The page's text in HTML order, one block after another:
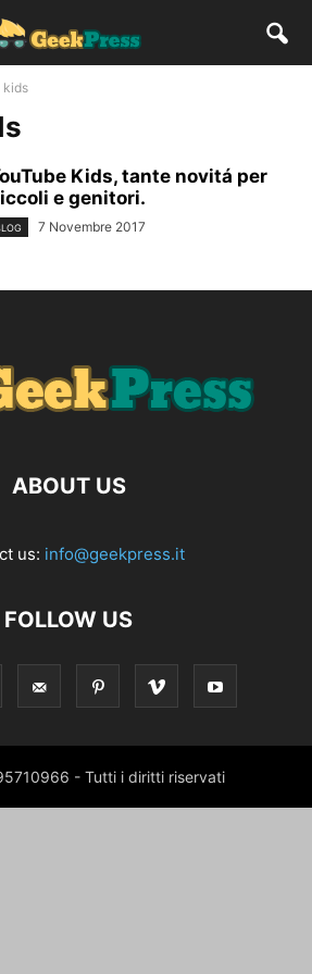
kids
Kids, tante novitá per
e genitori.
7 Novembre 2017
ABOUT US
us: info@geekpress.it
FOLLOW US
- Tutti i diritti riservati